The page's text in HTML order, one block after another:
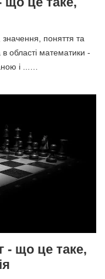
поняття та
області математики -
і ...…
- що це таке,